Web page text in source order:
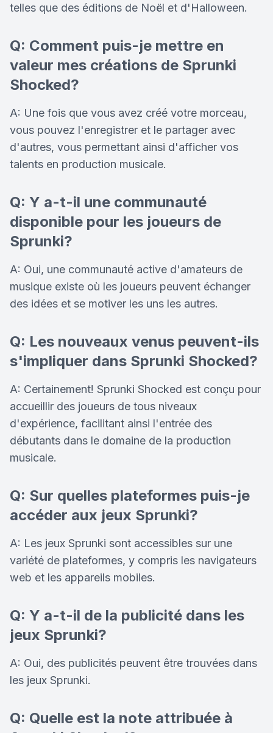
telles que des éditions de Noël et d'Halloween.
Q: Comment puis-je mettre en
valeur mes créations de Sprunki
Shocked?
A: Une fois que vous avez créé votre morceau,
vous pouvez l'enregistrer et le partager avec
d'autres, vous permettant ainsi d'afficher vos
talents en production musicale.
Q: Y a-t-il une communauté
disponible pour les joueurs de
Sprunki?
A: Oui, une communauté active d'amateurs de
musique existe où les joueurs peuvent échanger
des idées et se motiver les uns les autres.
Q: Les nouveaux venus peuvent-ils
s'impliquer dans Sprunki Shocked?
A: Certainement! Sprunki Shocked est conçu pour
accueillir des joueurs de tous niveaux
d'expérience, facilitant ainsi l'entrée des
débutants dans le domaine de la production
musicale.
Q: Sur quelles plateformes puis-je
accéder aux jeux Sprunki?
A: Les jeux Sprunki sont accessibles sur une
variété de plateformes, y compris les navigateurs
web et les appareils mobiles.
Q: Y a-t-il de la publicité dans les
jeux Sprunki?
A: Oui, des publicités peuvent être trouvées dans
les jeux Sprunki.
Q: Quelle est la note attribuée à